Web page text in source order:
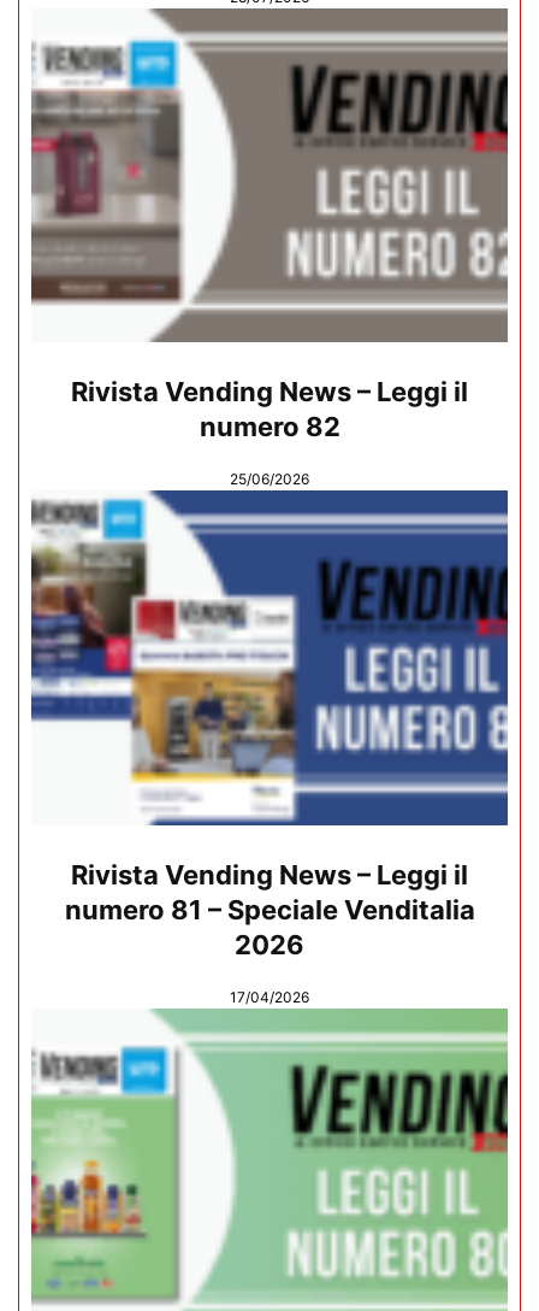
Rivista Vending News – Leggi il
numero 82
25/06/2026
Rivista Vending News – Leggi il
numero 81 – Speciale Venditalia
2026
17/04/2026